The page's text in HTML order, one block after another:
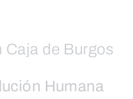
Caja de Burgos
Humana